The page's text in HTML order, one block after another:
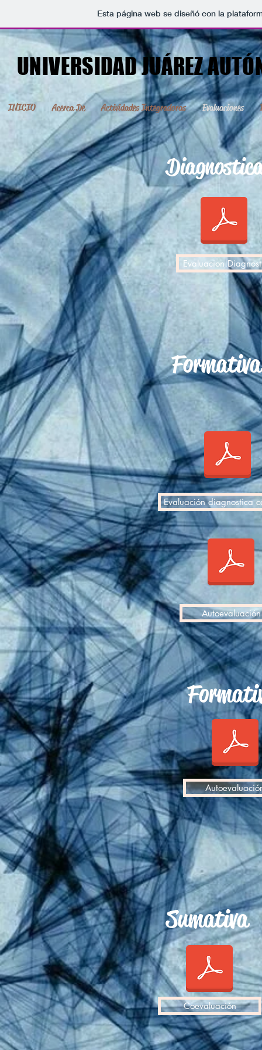
Esta página web se diseñó con la
UNIVERSIDAD JUÁREZ
INICIO Acerca De Actividades Integradoras Evaluaciones
Evaluacion
Formativa
Evaluación diagnostica
Autoevaluación
Sumativa
Coevaluación